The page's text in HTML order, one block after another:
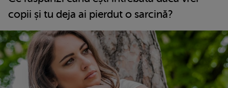
copii și tu deja ai pierdut o sarcină?